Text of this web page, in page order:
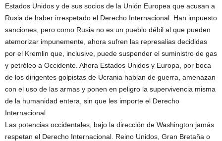
Estados Unidos y de sus socios de la Unión Europea que acusan a
Rusia de haber irrespetado el Derecho Internacional. Han impuesto
sanciones, pero como Rusia no es un pueblo débil al que pueden
atemorizar impunemente, ahora sufren las represalias decididas
por el Kremlin que, inclusive, puede suspender el suministro de gas
y petróleo a Occidente. Ahora Estados Unidos y Europa, por boca
de los dirigentes golpistas de Ucrania hablan de guerra, amenazan
con el uso de las armas y ponen en peligro la supervivencia misma
de la humanidad entera, sin que les importe el Derecho
Internacional.
Las potencias occidentales, bajo la dirección de Washington jamás
respetan el Derecho Internacional. Reino Unidos, Gran Bretaña o